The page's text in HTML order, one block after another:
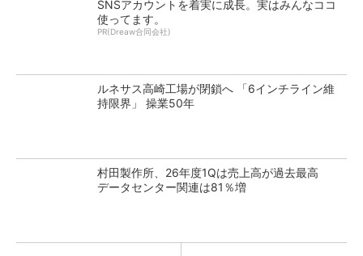
SNSアカウントを着実に成長。実はみんなココ
使ってます。
PR(Dreaw合同会社)
ルネサス高崎工場が閉鎖へ 「6インチライン維
持限界」 操業50年
村田製作所、26年度1Qは売上高が過去最高
データセンター関連は81％増